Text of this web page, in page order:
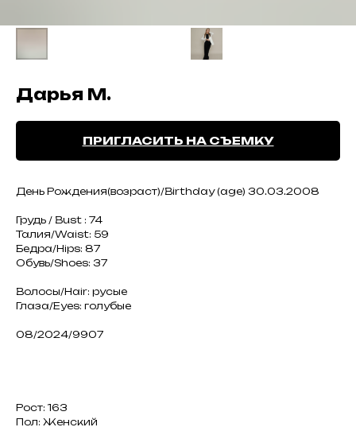
Дарья М.
ПРИГЛАСИТЬ НА СЪЕМКУ
День Рождения(возраст)/Birthday (age) 30.03.2008
Грудь / Bust : 74
Талия/Waist: 59
Бедра/Hips: 87
Обувь/Shoes: 37
Волосы/Hair: русые
Глаза/Eyes: голубые
08/2024/9907
Рост: 163
Пол: Женский